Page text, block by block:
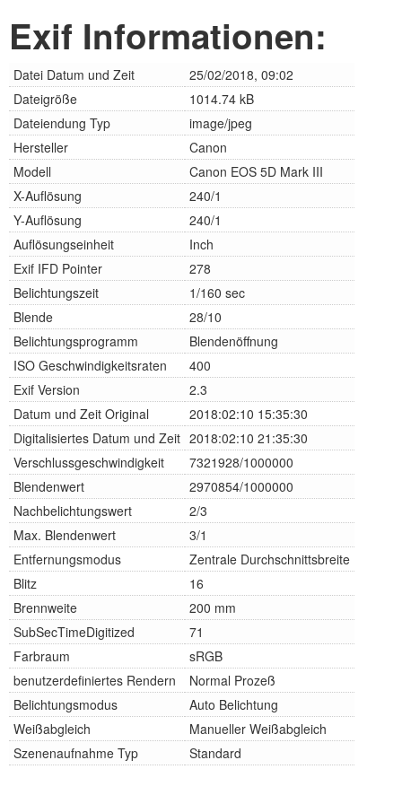
Exif Informationen:
Datei Datum und Zeit
25/02/2018, 09:02
Dateigröße
1014.74 kB
Dateiendung Typ
image/jpeg
Hersteller
Canon
Modell
Canon EOS 5D Mark III
X-Auflösung
240/1
Y-Auflösung
240/1
Auflösungseinheit
Inch
Exif IFD Pointer
278
Belichtungszeit
1/160 sec
Blende
28/10
Belichtungsprogramm
Blendenöffnung
ISO Geschwindigkeitsraten
400
Exif Version
2.3
Datum und Zeit Original
2018:02:10 15:35:30
Digitalisiertes Datum und Zeit 2018:02:10 21:35:30
Verschlussgeschwindigkeit
7321928/1000000
Blendenwert
2970854/1000000
Nachbelichtungswert
2/3
Max. Blendenwert
3/1
Entfernungsmodus
Zentrale Durchschnittsbreite
Blitz
16
Brennweite
200 mm
SubSecTimeDigitized
71
Farbraum
sRGB
benutzerdefiniertes Rendern
Normal Prozeß
Belichtungsmodus
Auto Belichtung
Weißabgleich
Manueller Weißabgleich
Szenenaufnahme Typ
Standard